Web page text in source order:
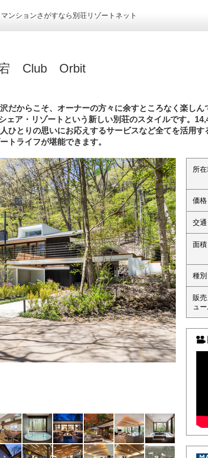
ンションさがすなら別荘リゾートネット
　Club　Orbit
だからこそ、オーナーの方々に余すところなく楽し
ェア・リゾートという新しい別荘のスタイルです。
ひとりの思いにお応えするサービスなど全てを活用
トライフが堪能できます。
所
価格
交通
面積
種別
販
ュ